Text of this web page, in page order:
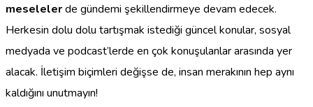
meselelerde gündemi şekillendirmeye devam edecek.
Herkesin dolu dolu tartışmak istediği güncel konular, sosyal
medyada ve podcast’lerde en çok konuşulanlar arasında yer
alacak. İletişim biçimleri değişse de, insan merakının hep aynı
kaldığını unutmayın!